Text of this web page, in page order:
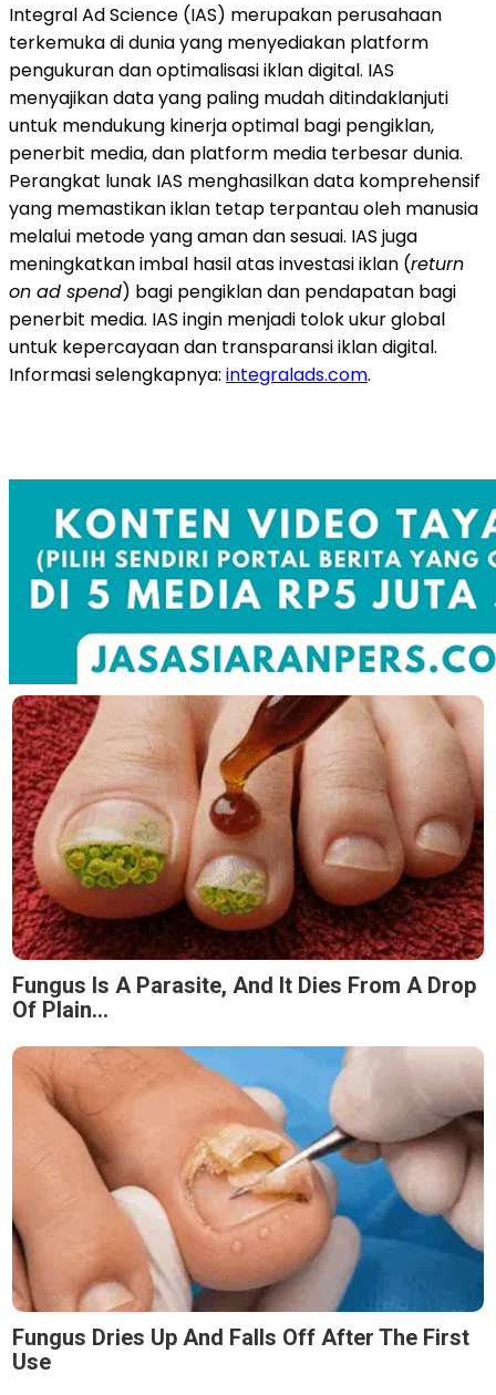
Integral Ad Science (IAS) merupakan perusahaan
terkemuka di dunia yang menyediakan platform
pengukuran dan optimalisasi iklan digital. IAS
menyajikan data yang paling mudah ditindaklanjuti
untuk mendukung kinerja optimal bagi pengiklan,
penerbit media, dan platform media terbesar dunia.
Perangkat lunak IAS menghasilkan data komprehensif
yang memastikan iklan tetap terpantau oleh manusia
melalui metode yang aman dan sesuai. IAS juga
meningkatkan imbal hasil atas investasi iklan (return
on ad spend) bagi pengiklan dan pendapatan bagi
penerbit media. IAS ingin menjadi tolok ukur global
untuk kepercayaan dan transparansi iklan digital.
Informasi selengkapnya: integralads.com.
Fungus Is A Parasite, And It Dies From A Drop
Of Plain...
Fungus Dries Up And Falls Off After The First
Use